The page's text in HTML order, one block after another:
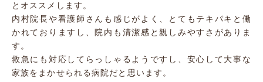
とオススメします。
内村院長や看護師さんも感じがよく、とてもテキパキと働
かれておりますし、院内も清潔感と親しみやすさがありま
す。
救急にも対応してらっしゃるようですし、安心して大事な
家族をまかせられる病院だと思います。